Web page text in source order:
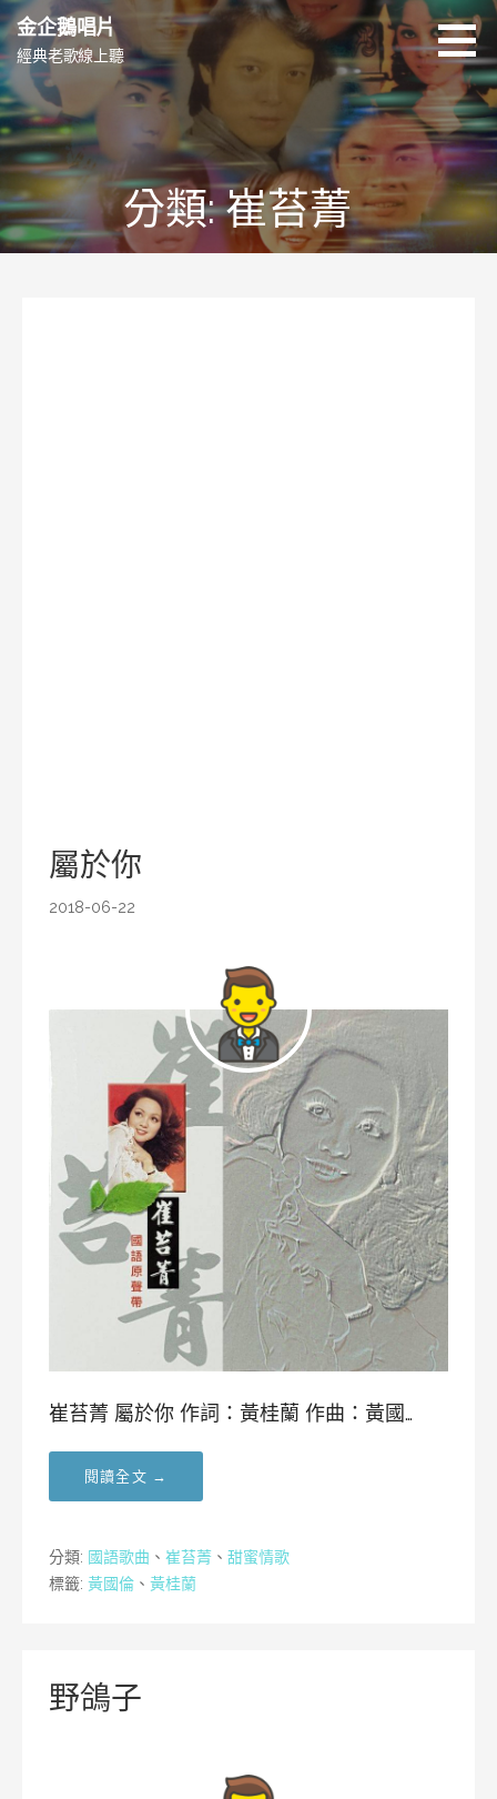
跳
至
主
要
內
容
金企鵝唱片
經典老歌線上聽
分類: 崔苔菁
屬於你
2018-06-22
崔苔菁 屬於你 作詞：黃桂蘭 作曲：黃國…
閱讀全文 →
分類: 國語歌曲 、 崔苔菁 、 甜蜜情歌
標籤: 黃國倫 、 黃桂蘭
野鴿子